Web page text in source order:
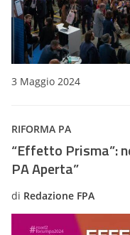
3 Maggio 2024
RIFORMA PA
“Effetto Prisma”:
PA Aperta”
di Redazione FPA